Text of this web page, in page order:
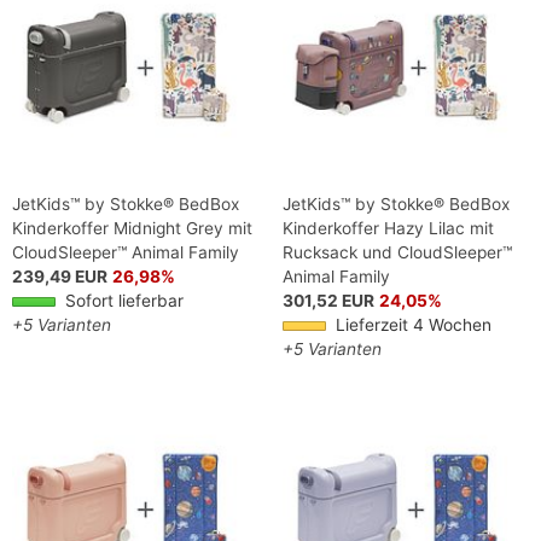
JetKids™ by Stokke® BedBox
Kinderkoffer Midnight Grey mit
CloudSleeper™ Animal Family
239,49 EUR 26,98%
Sofort lieferbar
+5 Varianten
JetKids™ by Stokke® BedBox
Kinderkoffer Hazy Lilac mit
Rucksack und CloudSleeper™
Animal Family
301,52 EUR 24,05%
Lieferzeit 4 Wochen
+5 Varianten